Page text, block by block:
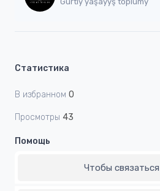
Статистика
В избранном 0
Просмотры 43
Помощь
Чтобы